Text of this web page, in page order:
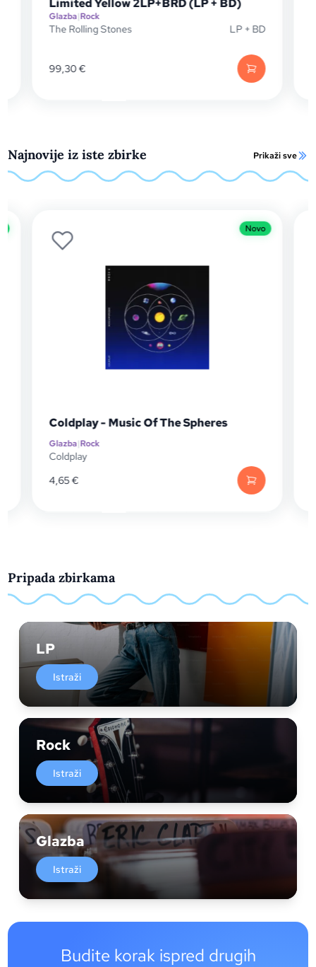
Limited Yellow 2LP+BRD (LP + BD)
Glazba|Rock
The Rolling Stones LP + BD
99,30€
Najnovije iz iste zbirke Prikaži sve
Novo
Coldplay - Music Of The Spheres
Glazba|Rock
Coldplay
4,65€
Pripada zbirkama
LP
Istraži
Rock
Istraži
Glazba
Istraži
Budite korak ispred drugih